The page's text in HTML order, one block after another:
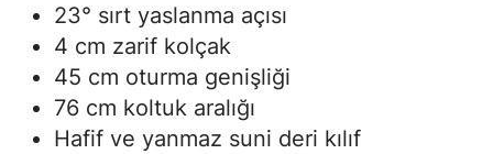
23° sırt yaslanma açısı
4 cm zarif kolçak
45 cm oturma genişliği
76 cm koltuk aralığı
Hafif ve yanmaz suni deri kılıf